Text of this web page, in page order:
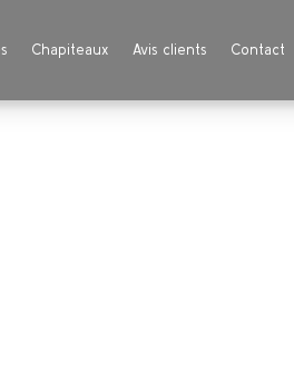
Chapiteaux Avis clients Contact